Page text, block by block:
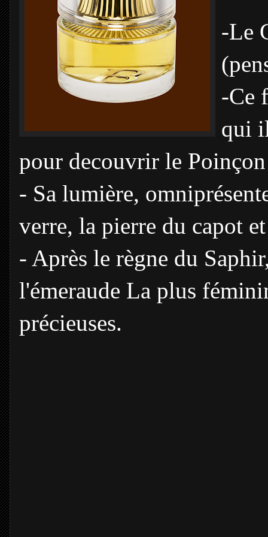
-Le
-Ce
qui
pour decouvrir le
- Sa lumière,
verre, la pierre du capot
- Après le règne du
l'émeraude La plus
précieuses.